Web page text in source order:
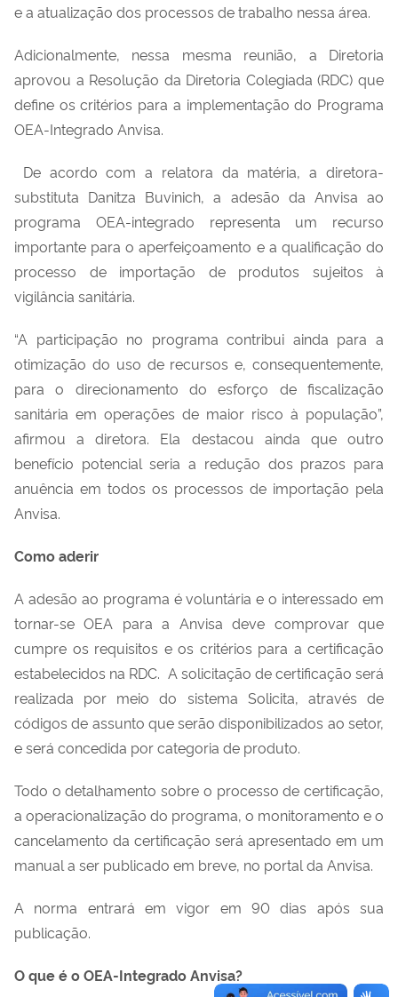
ea atualização dos processos de trabalho nessa área.
Adicionalmente, nessa mesma reunião, a Diretoria
aprovou a Resolução da Diretoria Colegiada(RDC) que
define os critérios para a implementação do Programa
OEA-Integrado Anvisa.
De acordo com a relatora da matéria, a diretora-
substituta Danitza Buvinich, a adesão da Anvisa ao
programa OEA-integrado representa um recurso
importante para o aperfeiçoamento e a qualificação do
processo de importação de produtos sujeitos à
vigilância sanitária.
“A participação no programa contribui ainda para a
otimização do uso de recursos e, consequentemente,
para o direcionamento do esforço de fiscalização
sanitária em operações de maior risco à população”,
afirmou a diretora. Ela destacou ainda que outro
benefício potencial seria a redução dos prazos para
anuência em todos os processos de importação pela
Anvisa.
Como aderir
A adesão ao programa é voluntária e o interessado em
tornar-se OEA para a Anvisa deve comprovar que
cumpre os requisitos e os critérios para a certificação
estabelecidos na RDC. A solicitação de certificação será
realizada por meio do sistema Solicita, através de
códigos de assunto que serão disponibilizados ao setor,
e será concedida por categoria de produto.
Todo o detalhamento sobre o processo de certificação,
a operacionalização do programa, o monitoramento eo
cancelamento da certificação será apresentado em um
manual a ser publicado em breve, no portal da Anvisa.
A norma entrará em vigor em 90dias após sua
publicação.
O que éoOEA-Integrado Anvisa?